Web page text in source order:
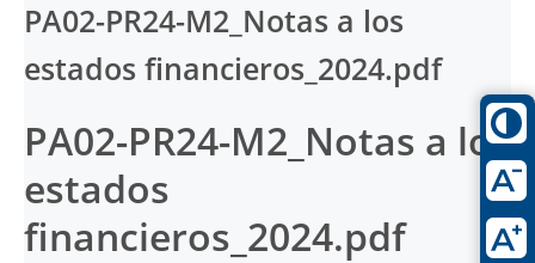
PA02-PR24-M2_Notas a los
estados financieros_2024.pdf
PA02-PR24-M2_Notas a los
estados
financieros_2024.pdf